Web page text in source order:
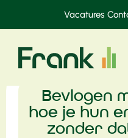
Vacatures
Bevlogen
hoe je hun
zonder